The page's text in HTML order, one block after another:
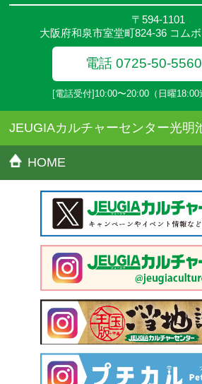
だきます。
〒594-1101
大阪府和泉市室堂町824-36 コム
電話 0725-50-5560
[電話受付]10:00〜20:00（日曜18:00
JEUGIAカルチャーセンター光明
HOME